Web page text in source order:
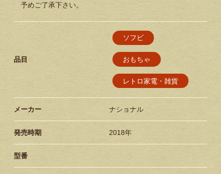
予めご了承下さい。
品目
ソフビ
おもちゃ
レトロ家電・雑貨
メーカー ナショナル
発売時期 2018年
型番